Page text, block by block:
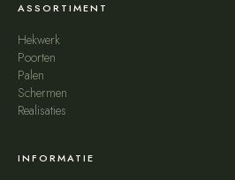
ASSORTIMENT
Hekwerk
Poorten
Palen
Schermen
Realisaties
INFORMATIE